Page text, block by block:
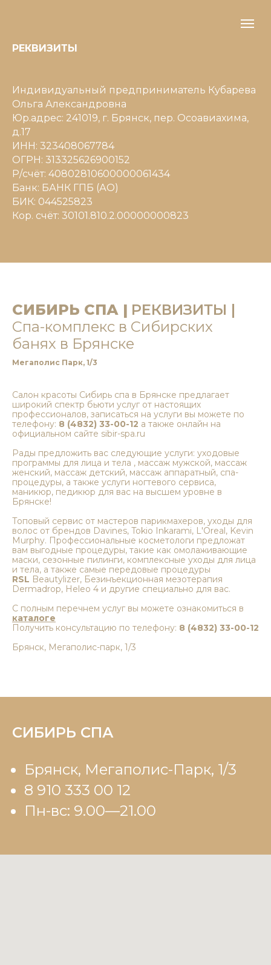
РЕКВИЗИТЫ
Индивидуальный предприниматель Кубарева
Ольга Александровна
Юр.адрес: 241019, г. Брянск, пер. Осоавиахима,
д.17
ИНН: 323408067784
ОГРН: 313325626900152
Р/счёт: 40802810600000061434
Банк: БАНК ГПБ (АО)
БИК: 044525823
Кор. счёт: 30101.810.2.00000000823
СИБИРЬ СПА | РЕКВИЗИТЫ |
Спа-комплекс в Сибирских
банях в Брянске
Мегаполис Парк, 1/3
Салон красоты Сибирь спа в Брянске предлагает
широкий спектр бьюти услуг от настоящих
профессионалов, записаться на услуги вы можете по
телефону: 8 (4832) 33-00-12 а также онлайн на
официальном сайте sibir-spa.ru
Рады предложить вас следующие услуги: уходовые
программы для лица и тела , массаж мужской, массаж
женский, массаж детский, массаж аппаратный, спа-
процедуры, а также услуги ногтевого сервиса,
маникюр, педикюр для вас на высшем уровне в
Брянске!
Топовый сервис от мастеров парикмахеров, уходы для
волос от брендов Davines, Tokio Inkarami, L'Oreal, Kevin
Murphy. Профессиональные косметологи предложат
вам выгодные процедуры, такие как омолаживающие
маски, сезонные пилинги, комплексные уходы для лица
и тела, а также самые передовые процедуры
RSL Beautylizer, Безинъекционная мезотерапия
Dermadrop, Heleo 4 и другие специально для вас.
С полным перечнем услуг вы можете ознакомиться в
каталоге
Получить консультацию по телефону: 8 (4832) 33-00-12
Брянск, Мегаполис-парк, 1/3
СИБИРЬ СПА
Брянск, Мегаполис-Парк, 1/3
8 910 333 00 12
Пн-вс: 9.00—21.00